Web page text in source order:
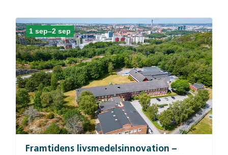
1 sep–2 sep
Framtidens livsmedelsinnovation –